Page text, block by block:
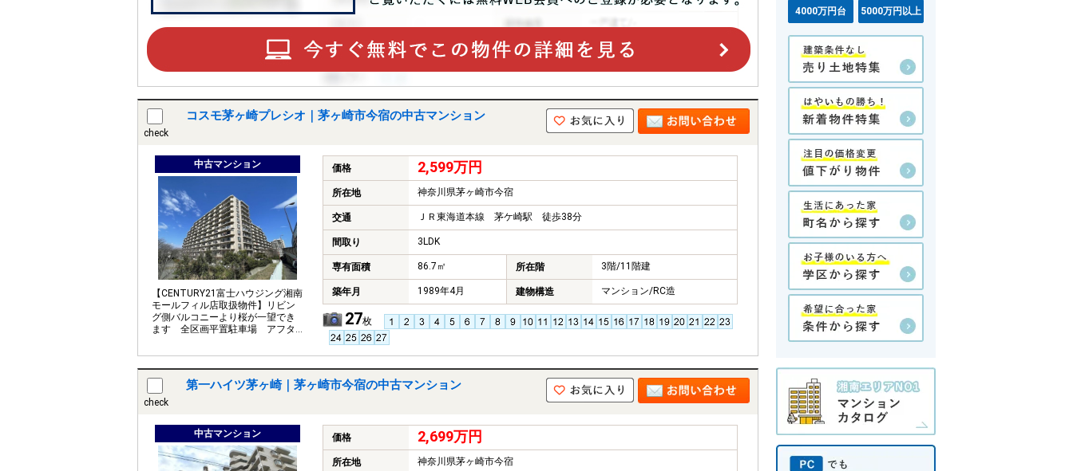
check
コスモ茅ヶ崎プレシオ｜茅ヶ崎市今宿の中古マンション
中古マンション
【CENTURY21富士ハウジング湘南
モールフィル店取扱物件】リビン
グ側バルコニーより桜が一望でき
ます 全区画平置駐車場 アフタ
価格 2,599万円
所在地 神奈川県茅ヶ崎市今宿
交通 ＪＲ東海道本線 茅ケ崎駅 徒歩38分
間取り 3LDK
専有面積 86.7㎡ 所在階 3階/11階建
築年月 1989年4月 建物構造 マンション/RC造
27枚
check
第一ハイツ茅ヶ崎｜茅ヶ崎市今宿の中古マンション
中古マンション 価格 2,699万円
所在地 神奈川県茅ヶ崎市今宿
4000万円台 5000万円以上